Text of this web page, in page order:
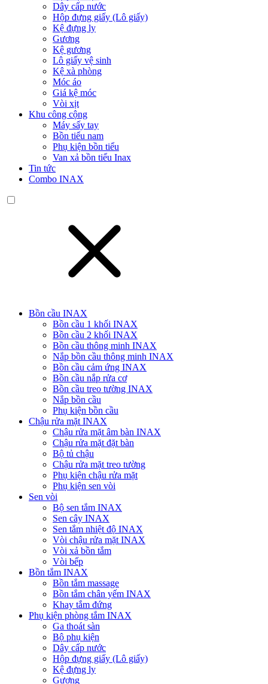
Dây cấp nước
Hộp đựng giấy (Lô giấy)
Kệ đựng ly
Gương
Kệ gương
Lô giấy vệ sinh
Kệ xà phòng
Móc áo
Giá kệ móc
Vòi xịt
Khu công cộng
Máy sấy tay
Bồn tiểu nam
Phụ kiện bồn tiểu
Van xả bồn tiểu Inax
Tin tức
Combo INAX
Bồn cầu INAX
Bồn cầu 1 khối INAX
Bồn cầu 2 khối INAX
Bồn cầu thông minh INAX
Nắp bồn cầu thông minh INAX
Bồn cầu cảm ứng INAX
Bồn cầu nắp rửa cơ
Bồn cầu treo tường INAX
Nắp bồn cầu
Phụ kiện bồn cầu
Chậu rửa mặt INAX
Chậu rửa mặt âm bàn INAX
Chậu rửa mặt đặt bàn
Bộ tủ chậu
Chậu rửa mặt treo tường
Phụ kiện chậu rửa mặt
Phụ kiện sen vòi
Sen vòi
Bộ sen tắm INAX
Sen cây INAX
Sen tắm nhiệt độ INAX
Vòi chậu rửa mặt INAX
Vòi xả bồn tắm
Vòi bếp
Bồn tắm INAX
Bồn tắm massage
Bồn tắm chân yếm INAX
Khay tắm đứng
Phụ kiện phòng tắm INAX
Ga thoát sàn
Bộ phụ kiện
Dây cấp nước
Hộp đựng giấy (Lô giấy)
Kệ đựng ly
Gương